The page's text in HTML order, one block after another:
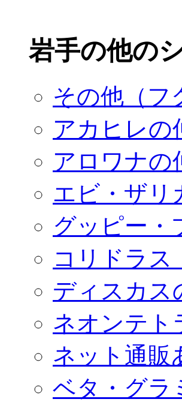
岩手の他の
その他（フ
アカヒレの
アロワナの
エビ・ザリ
グッピー・
コリドラス
ディスカス
ネオンテト
ネット通販
ベタ・グラ